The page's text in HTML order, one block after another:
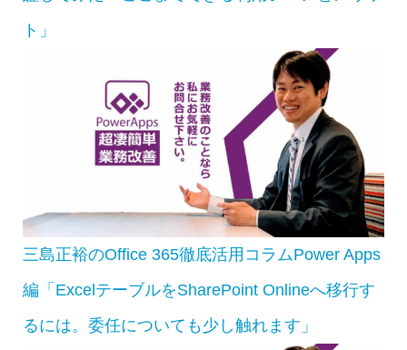
ト」
三島正裕のOffice 365徹底活用コラムPower Apps
編「ExcelテーブルをSharePoint Onlineへ移行す
るには。委任についても少し触れます」